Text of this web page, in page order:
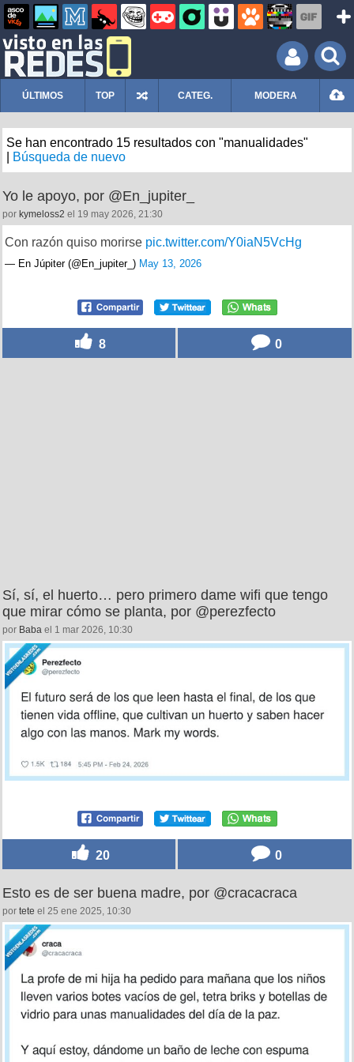
ÚLTIMOS TOP CATEG. MODERA
Se han encontrado 15 resultados con "manualidades"
Búsqueda de nuevo
Yo le apoyo, por @En_jupiter_
por kymeloss2 el 19 may 2026, 21:30
Con razón quiso morirse pic.twitter.com/Y0iaN5VcHg
— En Júpiter (@En_jupiter_) May 13, 2026
8 0
Sí, sí, el huerto… pero primero dame wifi que tengo
que mirar cómo se planta, por @perezfecto
por Baba el 1 mar 2026, 10:30
20 0
Esto es de ser buena madre, por @cracacraca
por tete el 25 ene 2025, 10:30